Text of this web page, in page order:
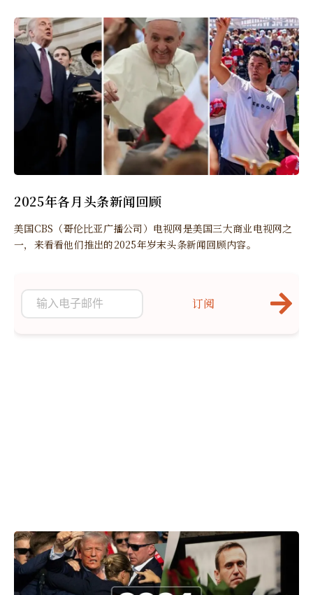
2025年各月头条新闻回顾
美国CBS（哥伦比亚广播公司）电视网是美国三大商业电视网之
一，来看看他们推出的2025年岁末头条新闻回顾内容。
订阅